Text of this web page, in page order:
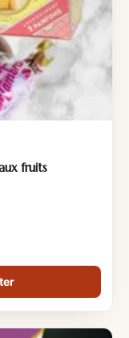
fruits